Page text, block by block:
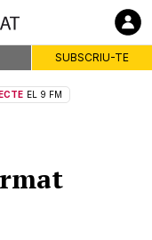
SUBSCRIU-TE
EL 9 FM